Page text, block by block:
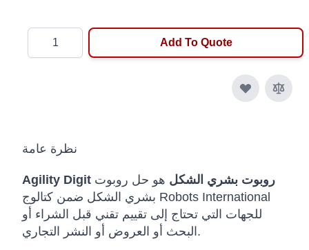
Add To Quote
نظرة عامة
Agility Digit روبوت بشري الشكل هو حل روبوت
بشري الشكل ضمن كتالوج Robots International
للجهات التي تحتاج إلى تقييم تقني قبل الشراء أو
البحث أو العروض أو النشر التجاري.